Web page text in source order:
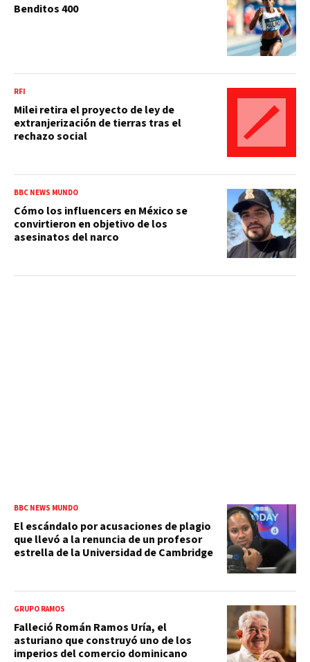
Benditos 400
RFI
Milei retira el proyecto de ley de
extranjerización de tierras tras el
rechazo social
BBC NEWS MUNDO
Cómo los influencers en México se
convirtieron en objetivo de los
asesinatos del narco
BBC NEWS MUNDO
El escándalo por acusaciones de plagio
que llevó a la renuncia de un profesor
estrella de la Universidad de Cambridge
GRUPO RAMOS
Falleció Román Ramos Uría, el
asturiano que construyó uno de los
imperios del comercio dominicano